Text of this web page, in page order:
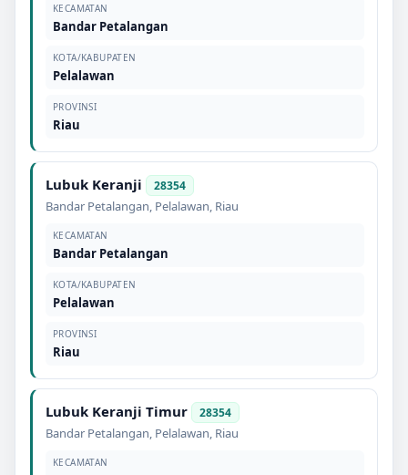
KECAMATAN
Bandar Petalangan
KOTA/KABUPATEN
Pelalawan
PROVINSI
Riau
Lubuk Keranji 28354
Bandar Petalangan, Pelalawan, Riau
KECAMATAN
Bandar Petalangan
KOTA/KABUPATEN
Pelalawan
PROVINSI
Riau
Lubuk Keranji Timur 28354
Bandar Petalangan, Pelalawan, Riau
KECAMATAN